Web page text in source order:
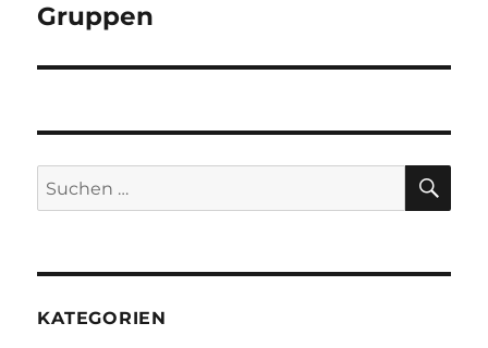
Gruppen
Suchen
nach:
KATEGORIEN